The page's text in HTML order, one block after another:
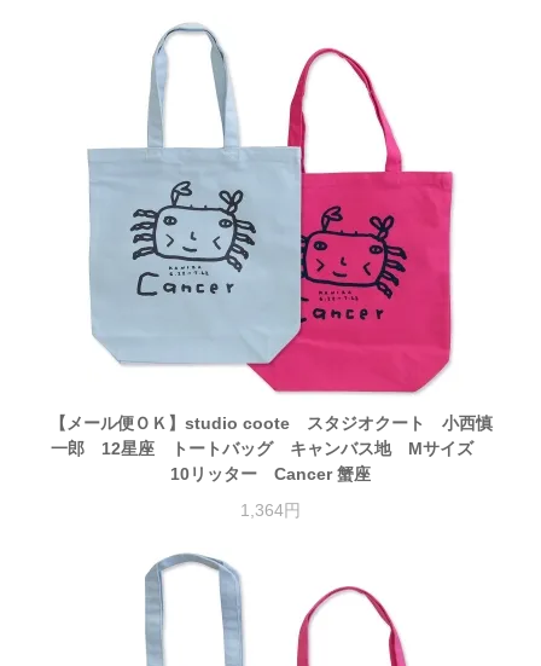
【メール便ＯＫ】studio coote スタジオクート 小西慎
一郎 12星座 トートバッグ キャンバス地 Mサイズ
10リッター Cancer 蟹座
1,364円